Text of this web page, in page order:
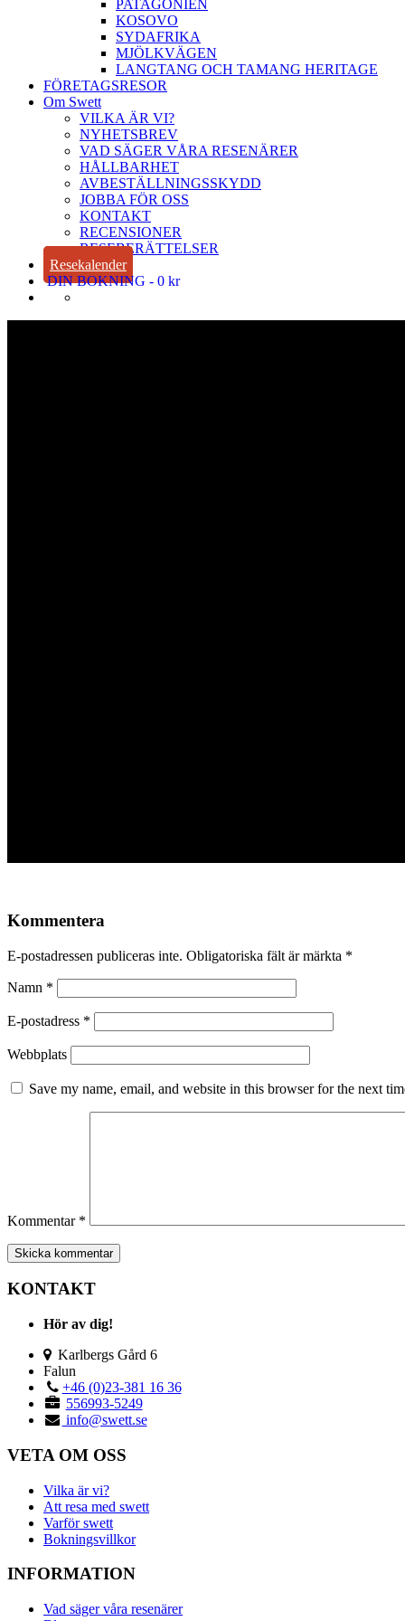
PATAGONIEN
KOSOVO
SYDAFRIKA
MJÖLKVÄGEN
LANGTANG OCH TAMANG HERITAGE
FÖRETAGSRESOR
Om Swett
VILKA ÄR VI?
NYHETSBREV
VAD SÄGER VÅRA RESENÄRER
HÅLLBARHET
AVBESTÄLLNINGSSKYDD
JOBBA FÖR OSS
KONTAKT
RECENSIONER
RESEBERÄTTELSER
Resekalender
DIN BOKNING
0 kr
Kommentera
E-postadressen publiceras inte. Obligatoriska fält är märkta *
Namn *
E-postadress *
Webbplats
Save my name, email, and website in this browser for the next
Kommentar *
KONTAKT
Hör av dig!
Karlbergs Gård 6
Falun
+46 (0)23-381 16 36
556993-5249
info@swett.se
VETA OM OSS
Vilka är vi?
Att resa med swett
Varför swett
Bokningsvillkor
INFORMATION
Vad säger våra resenärer